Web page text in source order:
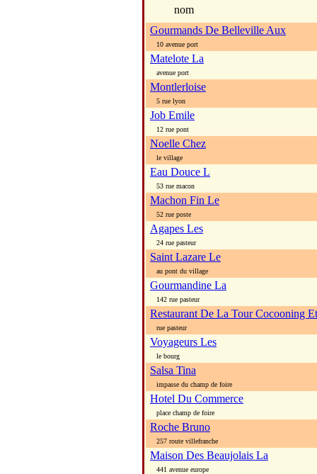
nom
Gourmands De Belleville Aux
10 avenue port
Matelote La
avenue port
Montlerloise
5 rue lyon
Job Emile
12 rue pont
Noelle Chez
le village
Eau Douce L
53 rue macon
Machon Fin Le
52 rue poste
Agapes Les
24 rue pasteur
Saint Lazare Le
au pont du village
Gourmandine La
142 rue pasteur
Restaurant De La Tour Cocooning
rue pasteur
Voyageurs Les
le bourg
Salsa Tina
impasse du champ de foire
Hotel Du Commerce
place champ de foire
Roche Bruno
257 route villefranche
Maison Des Beaujolais La
441 avenue europe